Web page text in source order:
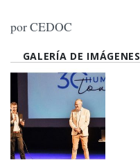
por CEDOC
GALERÍA DE IMÁGENES